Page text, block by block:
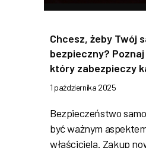
Chcesz, żeby Twój
bezpieczny?
który zabezpieczy
1 października 2025
Bezpieczeństwo
być ważnym
właściciela. Zakup